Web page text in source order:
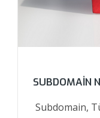
SUBDOMAIN
Subdomain,